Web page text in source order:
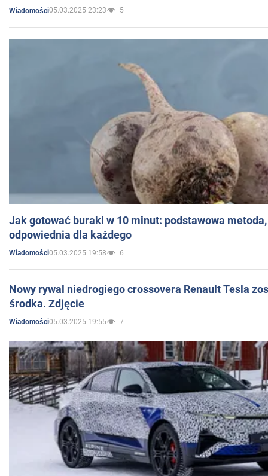
Wiadomości05.03.2025 23:23 5
Jak gotować buraki w 10 minut: podstawowa
odpowiednia dla każdego
Wiadomości05.03.2025 19:58 6
Nowy rywal niedrogiego crossovera Renault Tesla
środka. Zdjęcie
Wiadomości05.03.2025 19:55 7